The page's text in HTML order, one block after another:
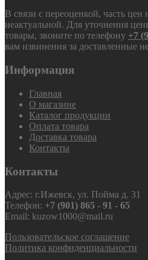
В связи с переоценкой, часть
неактуальной. Для уточнения
товары, звоните по телефону +7
вам извинения за доставленные
Информация
Главная
О магазине
Каталог продукции
Оплата товара
Доставка товара
Контакты
Контакты
Адрес: г.Ижевск, ул. Пойма д. 31
Телефон: +7 (901) 865 - 91 - 65
Email: kuzow1000@mail.ru
Пользовательское соглашение
Политика конфиденциальности